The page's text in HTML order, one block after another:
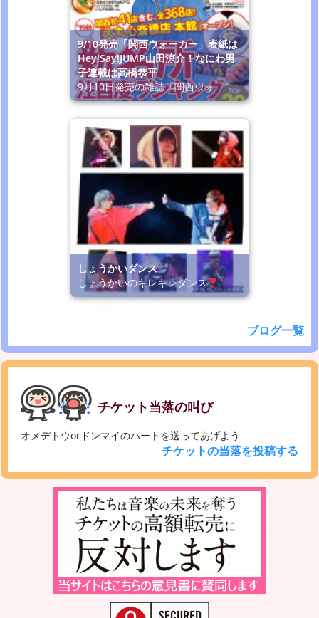
9/10発売「関西ウォーカー」表紙は
Hey!Say!JUMP山田涼介！なにわ男
子連載は高橋恭平
9月10日発売の雑誌「関西ウォ
しょうかいダンス
しょうかいのキレキレダンス
ブログ一覧
チケット当落の叫び
オメデトウorドンマイのハートを送ってあげよう
チケットの当落を投稿する